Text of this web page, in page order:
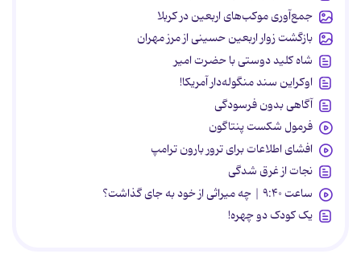
جمع‌آوری موکب‌های اربعین در کربلا
بازگشت زوار اربعین حسینی از مرز مهران
شاه کلید دوستی با حضرت امیر
اوکراین سند منگوله‌دار آمریکا!
آگاهی بدون فرسودگی
فرمول شکست پنتاگون
افشای اطلاعات برای ترور بارون ترامپ
نجات از غرق شدگی
ساعت ۹:۴۰ | چه میراثی از خود به جای گذاشت؟
یک کودک دو چهره!